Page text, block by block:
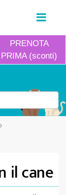
PRENOTA
PRIMA (sconti)
il cane